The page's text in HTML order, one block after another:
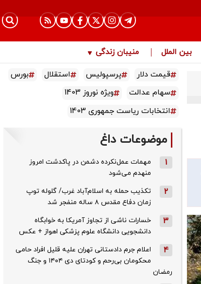
بین الملل منیبان زندگی
قیمت دلار پرسپولیس استقلال
بورس
سهام عدالت
ویژه نوروز 1403
انتخابات ریاست جمهوری 1403
موضوعات داغ
1
مهمات عمل‌نکرده دشمن در پاکدشت امروز
منهدم می‌شود
2
تکذیب حمله به اسلام‌آباد غرب/ گلوله توپ
زمان دفاع مقدس ۸ ساله منفجر شد
3
خسارات ناشی از تجاوز آمریکا به خوابگاه
دانشجویی دانشگاه علوم پزشکی اهواز + عکس
4
اعلام جرم دادستانی تهران علیه قلیل افراد حامی
محکومان بی‌رحم و کودتای دی‌ ۱۴۰۴ و جنگ
رمضان